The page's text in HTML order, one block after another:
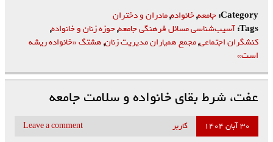
Category: جامعه,خانواده,مادران و دختران
Tags: آسیب‌شناسی مسائل فرهنگی جامعه,حوزه زنان و خانواده,
کنشگران اجتماعی,مجمع همیاران مدیریت زنان,هشتگ «خانواده ریشه
است»
عفت، شرط بقای خانواده و سلامت جامعه
۳۰ آبان ۱۴۰۴ کاربر Leave a comment